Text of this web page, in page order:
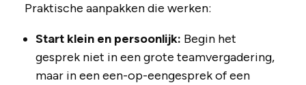
Praktische aanpakken die werken:
Start klein en persoonlijk: Begin het
gesprek niet in een grote teamvergadering,
maar in een een-op-eengesprek of een